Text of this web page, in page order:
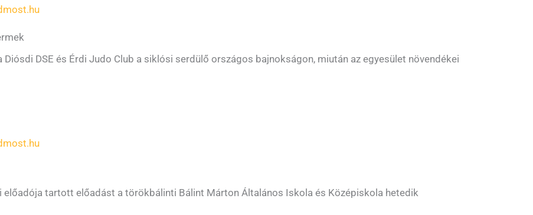
DSE és Érdi Judo Club a siklósi serdülő országos bajnokságon, miután az egyesület növendékei
előadója tartott előadást a törökbálinti Bálint Márton Általános Iskola és Középiskola hetedik